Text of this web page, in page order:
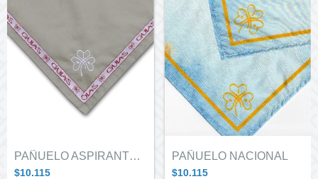
PAÑUELO ASPIRANTE A GUIADORA
$10.115
PAÑUELO NACIONAL
$10.115